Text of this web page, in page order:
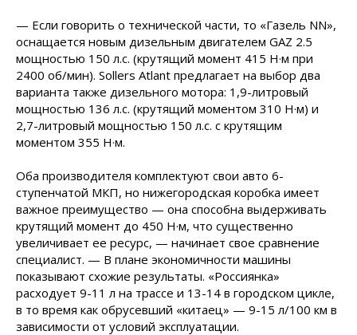
— Если говорить о технической части, то «Газель NN»,
оснащается новым дизельным двигателем GAZ 2.5
мощностью 150 л.с. (крутящий момент 415 Н·м при
2400 об/мин). Sollers Atlant предлагает на выбор два
варианта также дизельного мотора: 1,9-литровый
мощностью 136 л.с. (крутящий моментом 310 Н·м) и
2,7-литровый мощностью 150 л.с. с крутящим
моментом 355 Н·м.
Оба производителя комплектуют свои авто 6-
ступенчатой МКП, но нижегородская коробка имеет
важное преимущество — она способна выдерживать
крутящий момент до 450 Н·м, что существенно
увеличивает ее ресурс, — начинает свое сравнение
специалист. — В плане экономичности машины
показывают схожие результаты. «Россиянка»
расходует 9-11 л на трассе и 13-14 в городском цикле,
в то время как обрусевший «китаец» — 9-15 л/100 км в
зависимости от условий эксплуатации.